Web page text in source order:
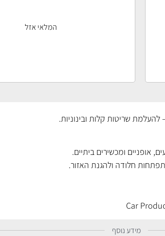
המלאי אזל
אופניים ומכשירים ביתיים.
חלודה ולהגנת האזור.
מידע נוסף